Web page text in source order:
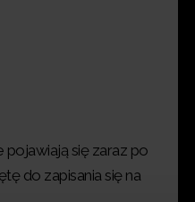
się zaraz po
do zapisania się na